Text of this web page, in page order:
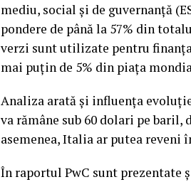
mediu, social şi de guvernanţă
pondere de până la 57% din
verzi sunt utilizate pentru
mai puţin de 5% din piaţa
Analiza arată și influența
va rămâne sub 60 dolari pe baril,
asemenea, Italia ar putea reveni
În raportul PwC sunt prezentate